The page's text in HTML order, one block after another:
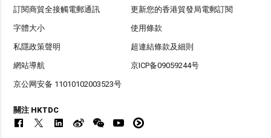
訂閱商貿全接觸電郵通訊 更新您的香港貿發局電郵訂閱
字體大小 使用條款
私隱政策聲明 超連結條款及細則
網站導航 京ICP备09059244号
京公网安备 11010102003523号
關注 HKTDC